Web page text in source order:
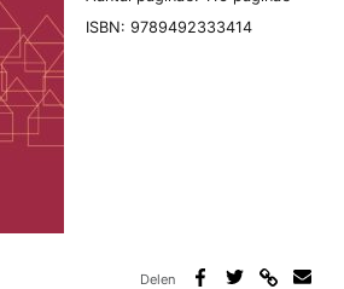
ISBN: 9789492333414
Delen